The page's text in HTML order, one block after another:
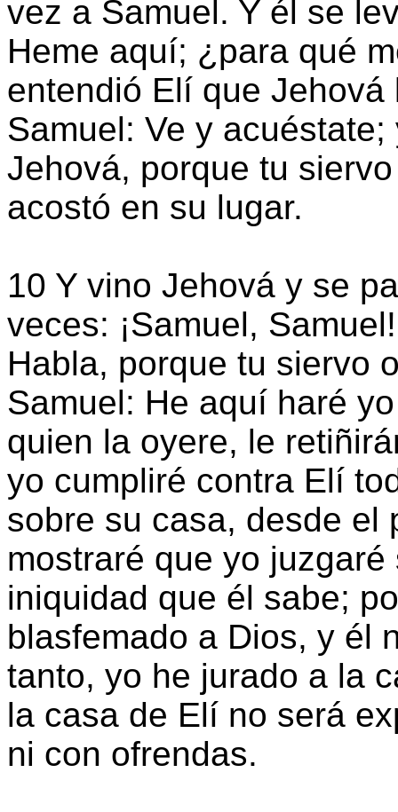
vez a Samuel. Y él se
Heme aquí; ¿para qué
entendió Elí que
Samuel: Ve y
Jehová, porque tu
acostó en su lugar.
10 Y vino Jehová y se
veces: ¡Samuel,
Habla, porque tu siervo
Samuel: He aquí haré
quien la oyere, le
yo cumpliré contra Elí
sobre su casa, desde el
mostraré que yo
iniquidad que él sabe;
blasfemado a Dios, y él
tanto, yo he jurado a la
la casa de Elí no será
ni con ofrendas.